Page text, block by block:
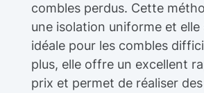
combles perdus. Cette
une isolation uniforme et elle
idéale pour les combles
plus, elle offre un excellent
prix et permet de réaliser